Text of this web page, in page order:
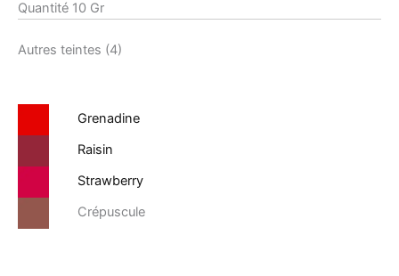
Quantité 10 Gr
Autres teintes (4)
Grenadine
Raisin
Strawberry
Crépuscule